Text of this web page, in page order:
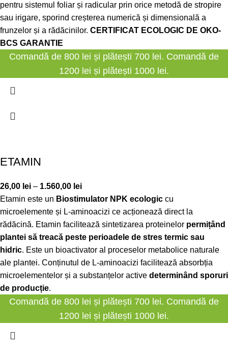
pentru sistemul foliar și radicular prin orice metodă de stropire
sau irigare, sporind creșterea numerică și dimensională a
frunzelor și a rădăcinilor. CERTIFICAT ECOLOGIC DE OKO-
BCS GARANTIE
Comandă de 800 lei și plătești 700 lei. Comandă de
1200 lei și plătești 1000 lei.
ETAMIN
26,00 lei – 1.560,00 lei
Etamin este un Biostimulator NPK ecologic cu
microelemente și L-aminoacizi ce acționează direct la
rădăcină. Etamin facilitează sintetizarea proteinelor permițând
plantei să treacă peste perioadele de stres termic sau
hidric. Este un bioactivator al proceselor metabolice naturale
ale plantei. Conținutul de L-aminoacizi facilitează absorbția
microelementelor și a substanțelor active determinând sporuri
de producție.
Comandă de 800 lei și plătești 700 lei. Comandă de
1200 lei și plătești 1000 lei.